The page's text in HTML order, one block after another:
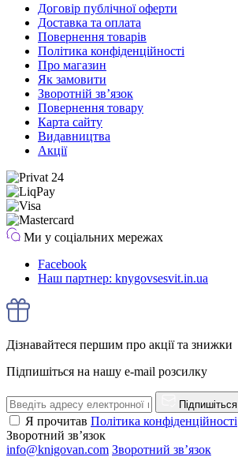
Договір публічної оферти
Доставка та оплата
Повернення товарів
Політика конфіденційності
Про магазин
Як замовити
Зворотній зв’язок
Повернення товару
Карта сайту
Видавництва
Акції
Ми у соціальних мережах
Facebook
Наш партнер: knygovsesvit.in.ua
Дізнавайтеся першим про акції та знижки
Підпишіться на нашу e-mail розсилку
Підпишіться
Я прочитав Політика конфіденційності
Зворотний зв’язок
info@knigovan.com Зворотний зв’язок